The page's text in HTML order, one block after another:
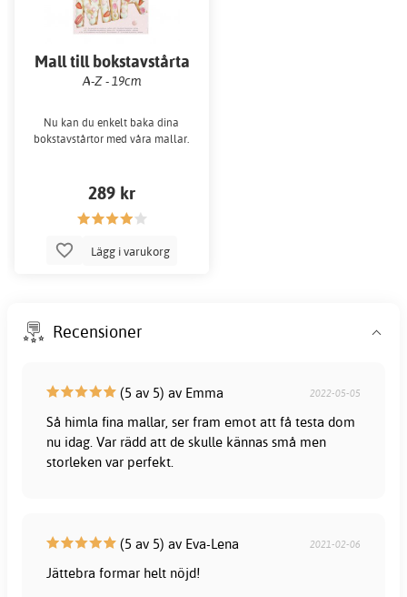
Mall till bokstavstårta
A-Z - 19cm
Nu kan du enkelt baka dina
bokstavstårtor med våra mallar.
289 kr
Lägg i varukorg
Recensioner
(5 av 5) av Emma 2022-05-05
Så himla fina mallar, ser fram emot att få testa dom
nu idag. Var rädd att de skulle kännas små men
storleken var perfekt.
(5 av 5) av Eva-Lena 2021-02-06
Jättebra formar helt nöjd!